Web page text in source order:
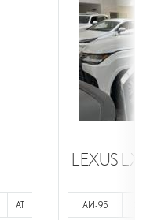
AT
LEXUS
АИ-95